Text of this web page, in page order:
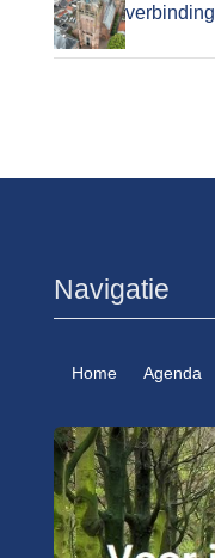
verbinding
Navigatie
Home Agenda